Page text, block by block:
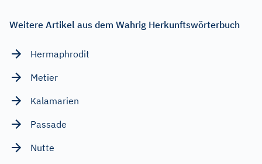
Weitere Artikel aus dem Wahrig Herkunftswörterbuch
Hermaphrodit
Metier
Kalamarien
Passade
Nutte